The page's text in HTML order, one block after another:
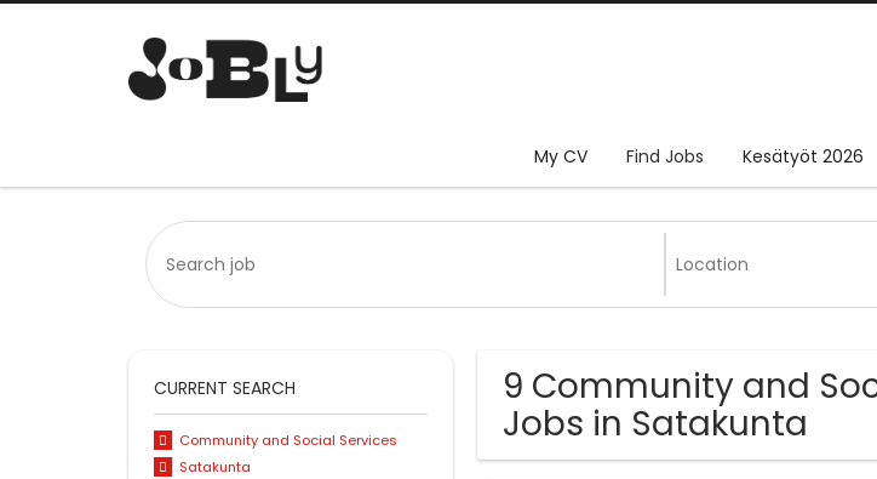
My CV Find Jobs Kesätyöt 2026
9 Community and
Jobs in Satakunta
CURRENT SEARCH
Community and Social Services
Satakunta